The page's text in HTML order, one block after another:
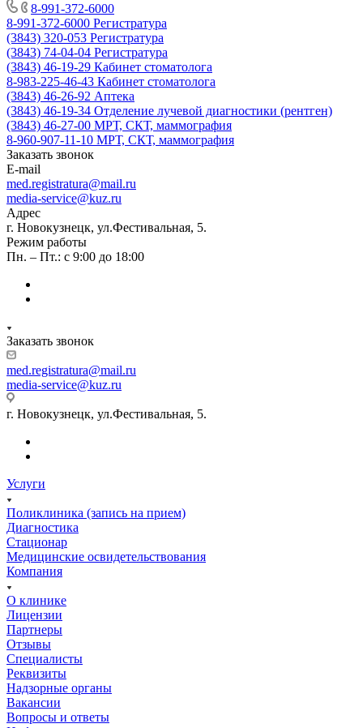
8-991-372-6000
8-991-372-6000 Регистратура
(3843) 320-053 Регистратура
(3843) 74-04-04 Регистратура
(3843) 46-19-29 Кабинет стоматолога
8-983-225-46-43 Кабинет стоматолога
(3843) 46-26-92 Аптека
(3843) 46-19-34 Отделение лучевой диагностики (рентген)
(3843) 46-27-00 МРТ, СКТ, маммография
8-960-907-11-10 МРТ, СКТ, маммография
Заказать звонок
E-mail
med.registratura@mail.ru
media-service@kuz.ru
Адрес
г. Новокузнецк, ул.Фестивальная, 5.
Режим работы
Пн. – Пт.: с 9:00 до 18:00
Заказать звонок
med.registratura@mail.ru
media-service@kuz.ru
г. Новокузнецк, ул.Фестивальная, 5.
Услуги
Поликлиника (запись на прием)
Диагностика
Стационар
Медицинские освидетельствования
Компания
О клинике
Лицензии
Партнеры
Отзывы
Специалисты
Реквизиты
Надзорные органы
Вакансии
Вопросы и ответы